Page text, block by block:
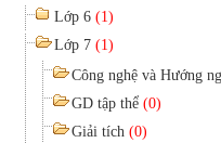
Lớp 6 (1)
Lớp 7 (1)
Công nghệ và Hướng
GD tập thể (0)
Giải tích (0)